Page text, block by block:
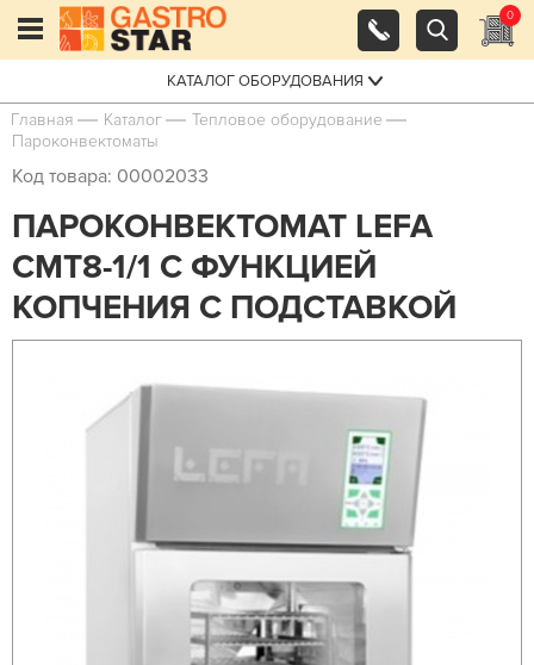
0
КАТАЛОГ ОБОРУДОВАНИЯ
Главная Каталог
Тепловое оборудование
Пароконвектоматы
Код товара: 00002033
ПАРОКОНВЕКТОМАТ LEFA
CMT8-1/1 С ФУНКЦИЕЙ
КОПЧЕНИЯ С ПОДСТАВКОЙ